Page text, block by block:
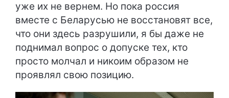
уже их не вернем. Но пока россия
вместе с Беларусью не восстановят все,
что они здесь разрушили, я бы даже не
поднимал вопрос о допуске тех, кто
просто молчал и никоим образом не
проявлял свою позицию.